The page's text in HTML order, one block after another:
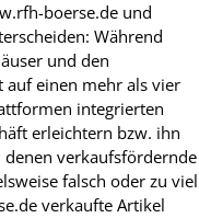
boerse.de und
Während
und den
einen mehr als vier
integrierten
erleichtern bzw. ihn
denen verkaufsfördernde
falsch oder zu viel
verkaufte Artikel